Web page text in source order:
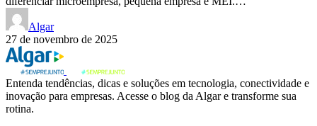
Algar
27 de novembro de 2025
Entenda tendências, dicas e soluções em tecnologia, conectividade e
inovação para empresas. Acesse o blog da Algar e transforme sua
rotina.